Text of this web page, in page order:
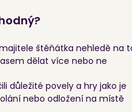
štěňátka nehledě na
dělat více nebo ne
důležité povely a hry jako je
nebo odložení na místě